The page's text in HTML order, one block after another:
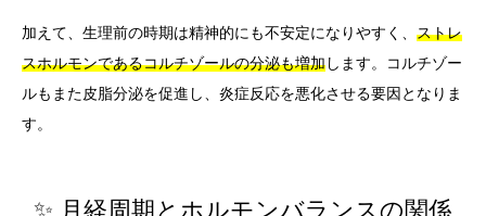
加えて、生理前の時期は精神的にも不安定になりやすく、 ストレ
スホルモンであるコルチゾールの分泌も増加します。コルチゾー
ルもまた皮脂分泌を促進し、炎症反応を悪化させる要因となりま
す。
✨ 月経周期とホルモンバランスの関係